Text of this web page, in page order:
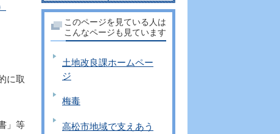
に取
」等
このページを見ている人は
こんなページも見ています
土地改良課ホームペー
ジ
梅毒
高松市地域で支えあう